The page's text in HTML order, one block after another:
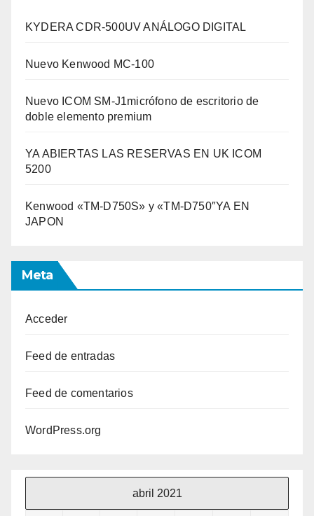
KYDERA CDR-500UV ANÁLOGO DIGITAL
Nuevo Kenwood MC-100
Nuevo ICOM SM-J1micrófono de escritorio de
doble elemento premium
YA ABIERTAS LAS RESERVAS EN UK ICOM
5200
Kenwood «TM-D750S» y «TM-D750″YA EN
JAPON
Meta
Acceder
Feed de entradas
Feed de comentarios
WordPress.org
abril 2021